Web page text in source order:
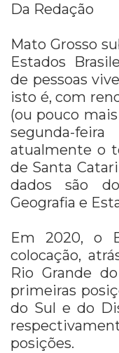
Da Redação
Mato Grosso
Estados
de pessoas
isto é, com
(ou pouco
segunda-
atualmente o
de Santa
dados são
Geografia e
Em 2020, o
colocação,
Rio Grande
primeiras
do Sul e do
posições.